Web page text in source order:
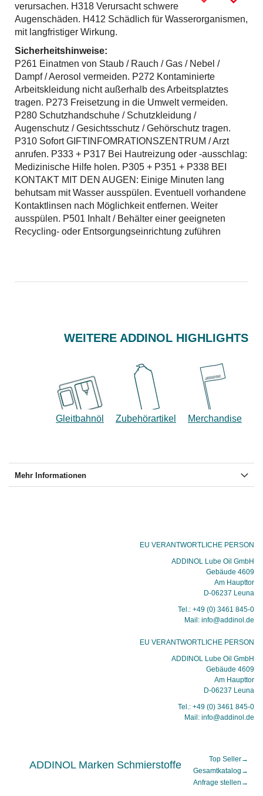
verursachen. H318 Verursacht schwere
Augenschäden. H412 Schädlich für Wasserorganismen,
mit langfristiger Wirkung.
Sicherheitshinweise:
P261 Einatmen von Staub / Rauch / Gas / Nebel /
Dampf / Aerosol vermeiden. P272 Kontaminierte
Arbeitskleidung nicht außerhalb des Arbeitsplatztes
tragen. P273 Freisetzung in die Umwelt vermeiden.
P280 Schutzhandschuhe / Schutzkleidung /
Augenschutz / Gesichtsschutz / Gehörschutz tragen.
P310 Sofort GIFTINFOMRATIONSZENTRUM / Arzt
anrufen. P333 + P317 Bei Hautreizung oder -ausschlag:
Medizinische Hilfe holen. P305 + P351 + P338 BEI
KONTAKT MIT DEN AUGEN: Einige Minuten lang
behutsam mit Wasser ausspülen. Eventuell vorhandene
Kontaktlinsen nach Möglichkeit entfernen. Weiter
ausspülen. P501 Inhalt / Behälter einer geeigneten
Recycling- oder Entsorgungseinrichtung zuführen
WEITERE ADDINOL HIGHLIGHTS
Gleitbahnöl Zubehörartikel Merchandise
Mehr Informationen
EU VERANTWORTLICHE PERSON
ADDINOL Lube Oil GmbH
Gebäude 4609
Am Haupttor
D-06237 Leuna
Tel.: +49 (0) 3461 845-0
Mail: info@addinol.de
EU VERANTWORTLICHE PERSON
ADDINOL Lube Oil GmbH
Gebäude 4609
Am Haupttor
D-06237 Leuna
Tel.: +49 (0) 3461 845-0
Mail: info@addinol.de
ADDINOL Marken Schmierstoffe Top Seller→
Gesamtkatalog →
Anfrage stellen →